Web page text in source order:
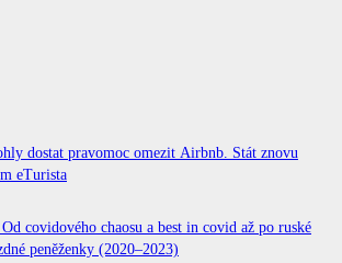
dostat pravomoc omezit Airbnb. Stát znovu
eTurista
covidového chaosu a best in covid až po ruské
peněženky (2020–2023)